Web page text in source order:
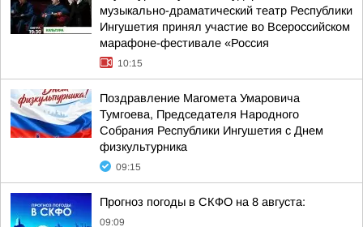
музыкально-драматический театр Республики
Ингушетия принял участие во Всероссийском
марафоне-фестивале «Россия
10:15
Поздравление Магомета Умаровича
Тумгоева, Председателя Народного
Собрания Республики Ингушетия с Днем
физкультурника
09:15
Прогноз погоды в СКФО на 8 августа:
09:09